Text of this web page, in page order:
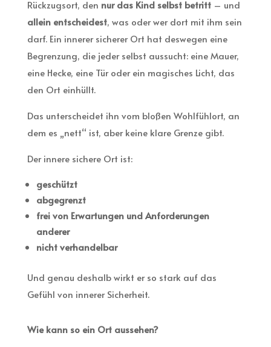
Rückzugsort, den nur das Kind selbst betritt– und
allein entscheidest, was oder wer dort mit ihm sein
darf. Ein innerer sicherer Ort hat deswegen eine
Begrenzung, die jeder selbst aussucht: eine Mauer,
eine Hecke, eine Tür oder ein magisches Licht, das
den Ort einhüllt.
Das unterscheidet ihn vom bloßen Wohlfühlort, an
dem es „nett“ ist, aber keine klare Grenze gibt.
Der innere sichere Ort ist:
geschützt
abgegrenzt
frei von Erwartungen und Anforderungen
anderer
nicht verhandelbar
Und genau deshalb wirkt er so stark auf das
Gefühl von innerer Sicherheit.
Wie kann so ein Ort aussehen?